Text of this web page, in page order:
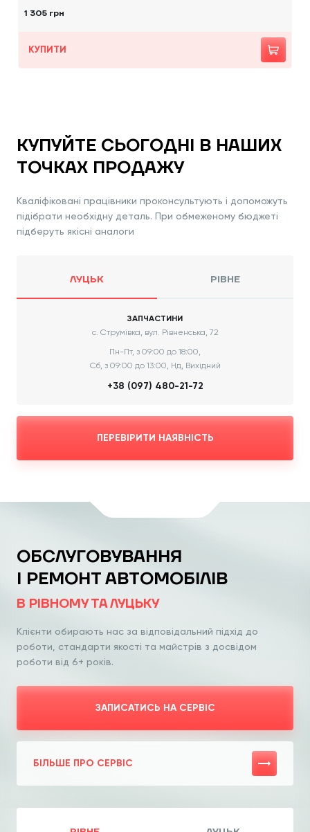
1 305 грн
КУПИТИ
КУПУЙТЕ СЬОГОДНІ В НАШИХ
ТОЧКАХ ПРОДАЖУ
Кваліфіковані працівники проконсультують і допоможуть
підібрати необхідну деталь. При обмеженому бюджеті
підберуть якісні аналоги
ЛУЦЬК РІВНЕ
ЗАПЧАСТИНИ
с. Струмівка, вул. Рівненська, 72
Пн-Пт, з 09:00 до 18:00,
Сб, з 09:00 до 13:00, Нд, Вихідний
+38 (097) 480-21-72
ПЕРЕВІРИТИ НАЯВНІСТЬ
ОБСЛУГОВУВАННЯ
І РЕМОНТ АВТОМОБІЛІВ
В РІВНОМУ ТА ЛУЦЬКУ
Клієнти обирають нас за відповідальний підхід до
роботи, стандарти якості та майстрів з досвідом
роботи від 6+ років.
ЗАПИСАТИСЬ НА СЕРВІС
БІЛЬШЕ ПРО СЕРВІС